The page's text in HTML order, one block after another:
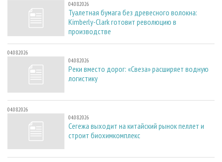
04.08.2026
Туалетная бумага без древесного волокна:
Kimberly-Clark готовит революцию в
производстве
04.08.2026
04.08.2026
Реки вместо дорог: «Свеза» расширяет водную
логистику
04.08.2026
04.08.2026
Сегежа выходит на китайский рынок пеллет и
строит биохимкомплекс